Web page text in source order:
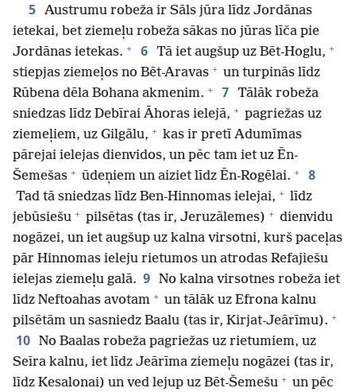
5 Austrumu robeža ir Sāls jūra līdz Jordānas
ietekai, bet ziemeļu robeža sākas no jūras līča pie
Jordānas ietekas. + 6 Tā iet augšup uz Bēt-Hoglu, +
stiepjas ziemeļos no Bēt-Aravas + un turpinās līdz
Rūbena dēla Bohana akmenim. + 7 Tālāk robeža
sniedzas līdz Debīrai Āhoras ielejā, + pagriežas uz
ziemeļiem, uz Gilgālu, + kas ir pretī Adumīmas
pārejai ielejas dienvidos, un pēc tam iet uz Ēn-
Šemešas + ūdeņiem un aiziet līdz Ēn-Rogēlai. + 8
Tad tā sniedzas līdz Ben-Hinnomas ielejai, + līdz
jebūsiešu + pilsētas (tas ir, Jeruzālemes) + dienvidu
nogāzei, un iet augšup uz kalna virsotni, kurš paceļas
pār Hinnomas ieleju rietumos un atrodas Refajiešu
ielejas ziemeļu galā. 9 No kalna virsotnes robeža iet
līdz Neftoahas avotam + un tālāk uz Efrona kalnu
pilsētām un sasniedz Baalu (tas ir, Kirjat-Jeārīmu). +
10 No Baalas robeža pagriežas uz rietumiem, uz
Seīra kalnu, iet līdz Jeārīma ziemeļu nogāzei (tas ir,
līdz Kesalonai) un ved lejup uz Bēt-Šemešu + un pēc